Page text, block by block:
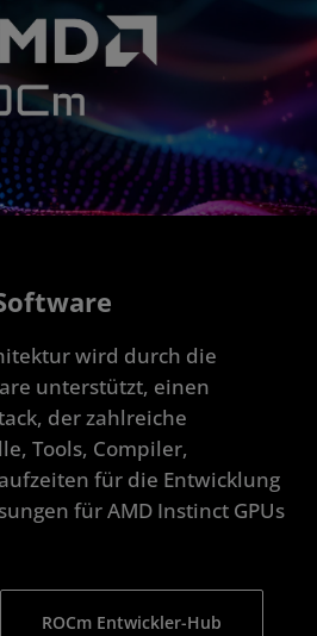
wird durch die
unterstützt, einen
der zahlreiche
Tools, Compiler,
für die Entwicklung
für AMD Instinct GPUs
ROCm Entwickler-Hub